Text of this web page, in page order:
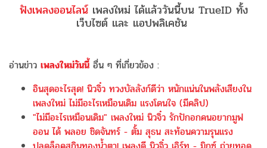
ฟังเพลงออนไลน์เพลงใหม่ ได้แล้ววันนี้บน TrueID ทั้ง
เว็บไซต์ และ แอปพลิเคชัน
อ่านข่าว เพลงใหม่วันนี้ อื่น ๆ ที่เกี่ยวข้อง :
อินสุดอะไรสุด! นิวจิ๋ว ทวงบัลลังก์ดีว่า หนักแน่นในพลังเสียงใน
เพลงใหม่ ไม่มีอะไรเหมือนเดิม แรงโดนใจ (มีคลิป)
"ไม่มีอะไรเหมือนเดิม" เพลงใหม่ นิวจิ๋ว รักปักอกคนอยากมูฟ
ออน ได้ พลอย ชิดจันทร์ - ตั้ม สุธน สะท้อนความรุนแรง